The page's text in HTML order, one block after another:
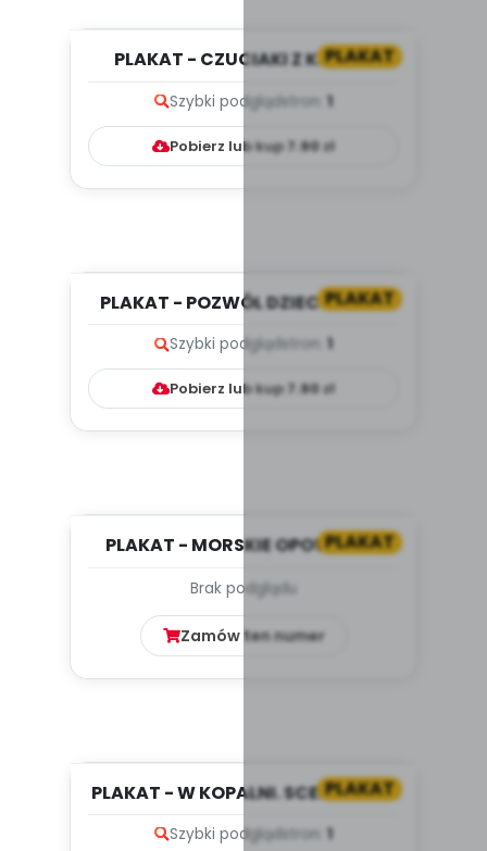
PLAKAT
PLAKAT - CZUCIAKI Z KRAINY
Szybki podglądstron: 1
Pobierz lub kup 7.90zł
PLAKAT
PLAKAT - POZWÓL DZIECKU NA...
Szybki podglądstron: 1
Pobierz lub kup 7.90zł
PLAKAT
PLAKAT - MORSKIE OPOWIEŚCI.
Brak podglądu
Zamów ten numer
PLAKAT
PLAKAT - W KOPALNI. SCENARIUSZ
Szybki podglądstron: 1